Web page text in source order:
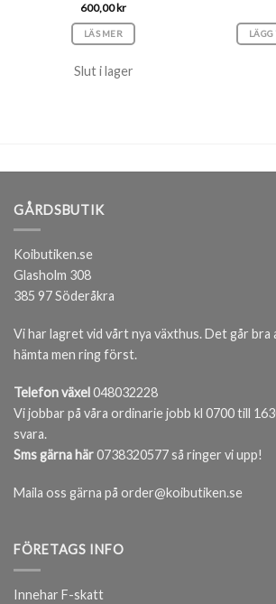
600,00kr
LÄS MER
Slut i lager
GÅRDSBUTIK
Koibutiken.se
Glasholm 308
385 97 Söderåkra
Vi har lagret vid vårt nya växthus. Det går bra
hämta men ring först.
Telefon växel048032228
Vi jobbar på våra ordinarie jobb kl 0700 till
svara.
Sms gärna här0738320577 så ringer vi upp!
Maila oss gärna på order@koibutiken.se
FÖRETAGS INFO
Innehar F-skatt